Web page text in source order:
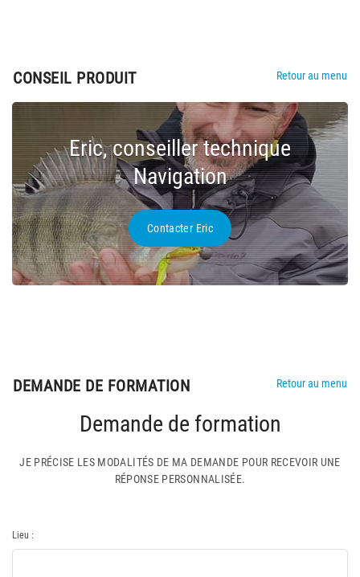
CONSEIL PRODUIT Retour au menu
Eric, conseiller technique
Navigation
Contacter Eric
DEMANDE DE FORMATION Retour au menu
Demande de formation
JE PRÉCISE LES MODALITÉS DE MA DEMANDE POUR RECEVOIR UNE
RÉPONSE PERSONNALISÉE.
Lieu :